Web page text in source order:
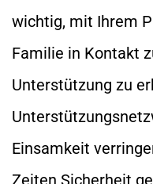
wichtig, mit Ihrem
Familie in Kontakt
Unterstützung zu
Einsamkeit
Zeiten Sicherheit